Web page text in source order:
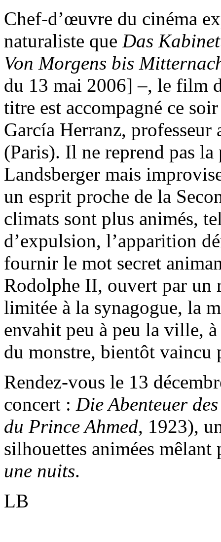
Chef-d’œuvre du cinéma
naturaliste que Das
Von Morgens bis
du 13 mai 2006] –, le film
titre est accompagné ce
García Herranz,
(Paris). Il ne reprend pas
Landsberger mais
un esprit proche de la
climats sont plus animés,
d’expulsion, l’apparition
fournir le mot secret
Rodolphe II, ouvert par un
limitée à la synagogue, la
envahit peu à peu la ville,
du monstre, bientôt vaincu
Rendez-vous le 13
concert : Die Abenteuer
du Prince Ahmed, 1923),
silhouettes animées
une nuits.
LB